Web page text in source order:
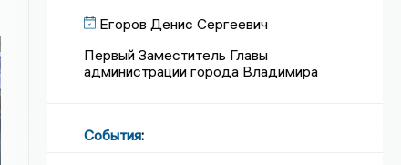
Егоров Денис Сергеевич
Первый Заместитель Главы
администрации города Владимира
События: